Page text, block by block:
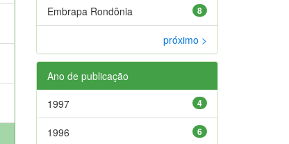
8
Embrapa Rondônia
próximo >
Ano de publicação
4
1997
6
1996